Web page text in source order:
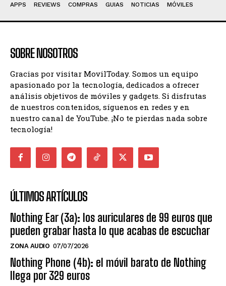
APPS REVIEWS COMPRAS GUIAS NOTICIAS MÓVILES
SOBRE NOSOTROS
Gracias por visitar MovilToday. Somos un equipo
apasionado por la tecnología, dedicados a ofrecer
análisis objetivos de móviles y gadgets. Si disfrutas
de nuestros contenidos, síguenos en redes y en
nuestro canal de YouTube. ¡No te pierdas nada sobre
tecnología!
ÚLTIMOS ARTÍCULOS
Nothing Ear (3a): los auriculares de 99 euros que
pueden grabar hasta lo que acabas de escuchar
ZONA AUDIO 07/07/2026
Nothing Phone (4b): el móvil barato de Nothing
llega por 329 euros